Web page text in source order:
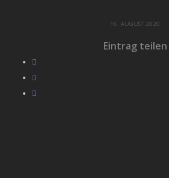
16. AUGUST 2020
Eintrag teilen